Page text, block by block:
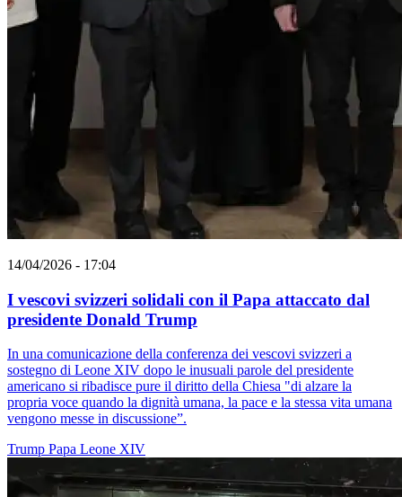
14/04/2026 - 17:04
I vescovi svizzeri solidali con il Papa attaccato dal
presidente Donald Trump
In una comunicazione della conferenza dei vescovi svizzeri a
sostegno di Leone XIV dopo le inusuali parole del presidente
americano si ribadisce pure il diritto della Chiesa "di alzare la
propria voce quando la dignità umana, la pace e la stessa vita umana
vengono messe in discussione”.
Trump Papa Leone XIV